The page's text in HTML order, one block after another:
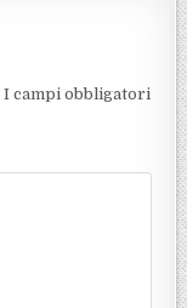
I campi obbligatori